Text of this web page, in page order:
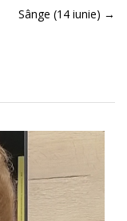
Sânge (14 iunie) →